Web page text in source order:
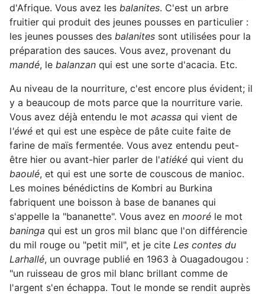
d'Afrique. Vous avez les balanites. C'est un arbre
fruitier qui produit des jeunes pousses en particulier :
les jeunes pousses des balanites sont utilisées pour la
préparation des sauces. Vous avez, provenant du
mandé, le balanzan qui est une sorte d'acacia. Etc.
Au niveau de la nourriture, c'est encore plus évident; il
y a beaucoup de mots parce que la nourriture varie.
Vous avez déjà entendu le mot acassa qui vient de
l'éwé et qui est une espèce de pâte cuite faite de
farine de maïs fermentée. Vous avez entendu peut-
être hier ou avant-hier parler de l'atiéké qui vient du
baoulé, et qui est une sorte de couscous de manioc.
Les moines bénédictins de Kombri au Burkina
fabriquent une boisson à base de bananes qui
s'appelle la "bananette". Vous avez en mooré le mot
baninga qui est un gros mil blanc que l'on différencie
du mil rouge ou "petit mil", et je cite Les contes du
Larhallé, un ouvrage publié en 1963 à Ouagadougou :
"un ruisseau de gros mil blanc brillant comme de
l'argent s'en échappa. Tout le monde se rendit auprès